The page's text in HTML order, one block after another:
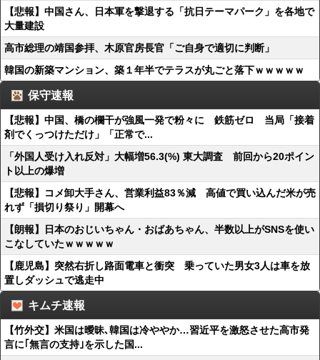
【悲報】中国さん、日本軍を撃退する「抗日テーマパーク」を各地で
大量建設
高市総理の靖国参拝、木原官房長官「ご自身で適切に判断」
韓国の新築マンション、築１年半でテラスが丸ごと落下ｗｗｗｗｗ
保守速報
【悲報】中国、橋の欄干が強風一発で粉々に 鉄筋ゼロ 当局「接着
剤でくっつけただけ」「正常で...
「外国人受け入れ反対」大幅増56.3(%) 東大調査 前回から20ポイン
ト以上の爆増
【悲報】コメ卸大手さん、営業利益83％減 高値で買い込んだ米が売
れず「損切り祭り」開幕へ
【朗報】日本のおじいちゃん・おばあちゃん、半数以上がSNSを使い
こなしていたｗｗｗｗｗ
【鹿児島】突然右折し路面電車と衝突 乗っていた男女3人は車を放
置しダッシュで逃走中
キムチ速報
【竹外交】米国は曖昧､韓国は冷ややか…習近平を激怒させた高市発
言に｢無言の支持｣を示した国...